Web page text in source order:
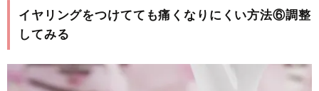
イヤリングをつけてても痛くなりにくい方法⑥調整
してみる